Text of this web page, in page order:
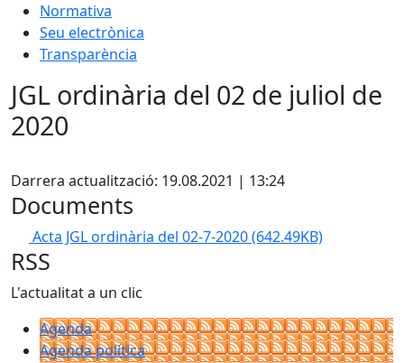
Normativa
Seu electrònica
Transparència
JGL ordinària del 02 de juliol de
2020
Darrera actualització: 19.08.2021 | 13:24
Documents
Acta JGL ordinària del 02-7-2020(642.49KB)
RSS
L'actualitat a un clic
Agenda
Agenda política